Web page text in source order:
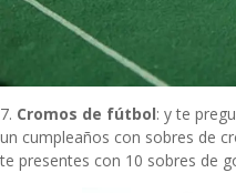
7. Cromos de fútbol: y te
un cumpleaños con sobres de
te presentes con 10 sobres de